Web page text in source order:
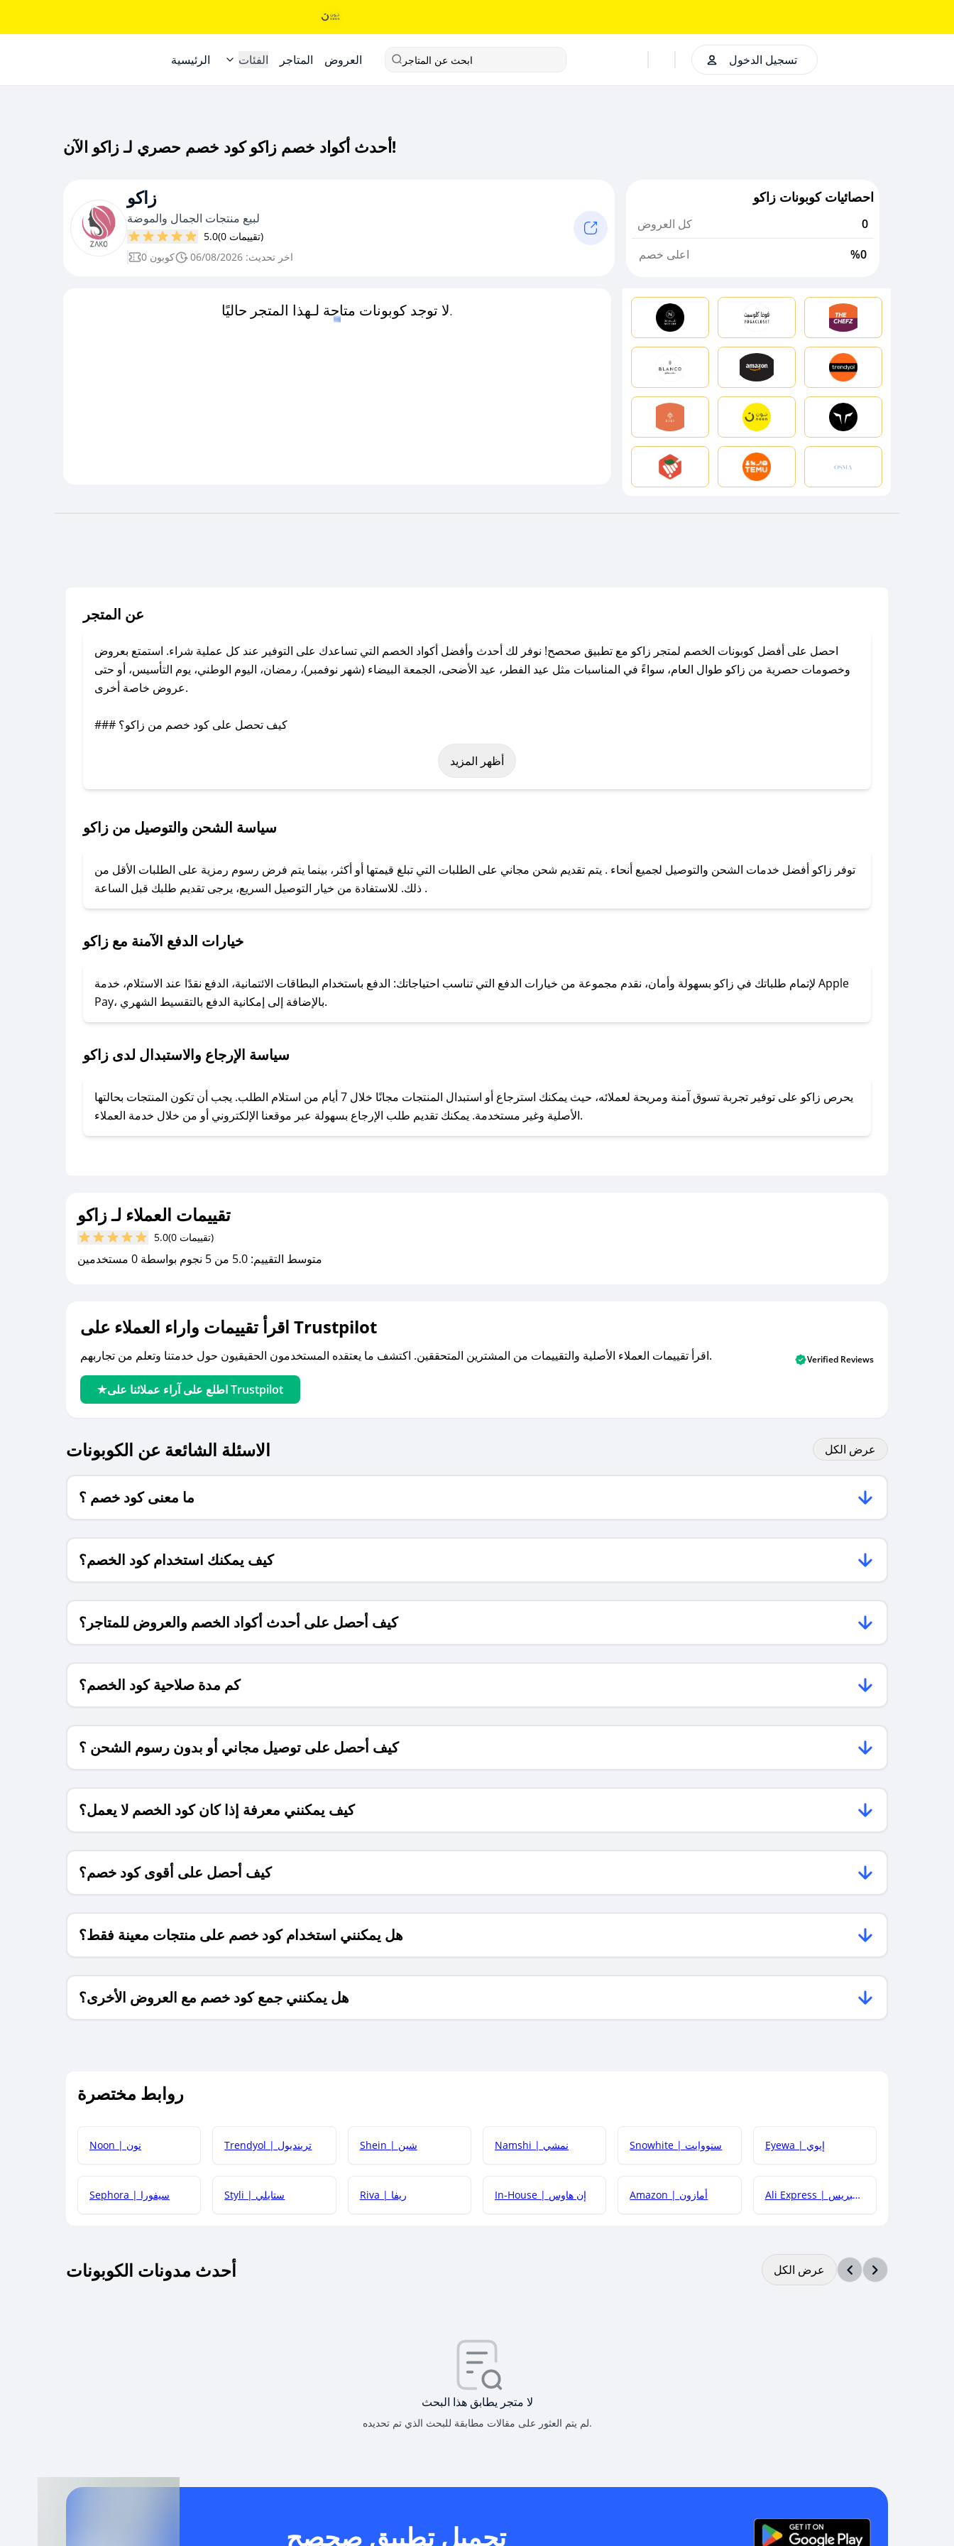
الرئيسية الفئات المتاجر العروض ابحث عن المتاجر تسجيل الدخول
أحدث أكواد خصم زاكو كود خصم حصري لـ زاكو الآن!
زاكو
لبيع منتجات الجمال والموضة
5.0
(0 تقييمات)
0 كوبون
اخر تحديث: 06/08/2026
احصائيات كوبونات زاكو
كل العروض
0
اعلى خصم
%0
لا توجد كوبونات متاحة لـهذا المتجر حاليًا.
عن المتجر
احصل على أفضل كوبونات الخصم لمتجر زاكو مع تطبيق صحصح! نوفر لك أحدث وأفضل أكواد الخصم التي تساعدك على التوفير عند كل عملية شراء. استمتع بعروض
وخصومات حصرية من زاكو طوال العام، سواءً في المناسبات مثل عيد الفطر، عيد الأضحى، الجمعة البيضاء (شهر نوفمبر)، رمضان، اليوم الوطني، يوم التأسيس، أو حتى
عروض خاصة أخرى.
### كيف تحصل على كود خصم من زاكو؟
باستخدام تطبيق صحصح، يمكنك العثور بسهولة على كود خصم زاكو. وفي حال عدم توفر الكوبون، تواصل معنا عبر تويتر أو البريد الإلكتروني لإضافته بسرعة.
لا تقلق! يمكنك التواصل مع فريق دعم صحصح عبر الرسائل الخاصة على تويتر أو البريد الإلكتروني، وسنقوم بحل المشكلة في أسرع وقت ممكن.
### ماذا أفعل إذا لم أجد كود خصم لمتجري المفضل؟
للحصول على كوبونات وخصومات حصرية، قم بما يلي:
- اضغط على أيقونة متابعة لمتجر زاكو في تطبيق صحصح.
- تابع حسابنا الرسمي على تويتر وقم بتفعيل زر التنبيهات.
أظهر المزيد
سياسة الشحن والتوصيل من زاكو
توفر زاكو أفضل خدمات الشحن والتوصيل لجميع أنحاء . يتم تقديم شحن مجاني على الطلبات التي تبلغ قيمتها أو أكثر، بينما يتم فرض رسوم رمزية على الطلبات الأقل من
ذلك. للاستفادة من خيار التوصيل السريع، يرجى تقديم طلبك قبل الساعة .
خيارات الدفع الآمنة مع زاكو
لإتمام طلباتك في زاكو بسهولة وأمان، نقدم مجموعة من خيارات الدفع التي تناسب احتياجاتك: الدفع باستخدام البطاقات الائتمانية، الدفع نقدًا عند الاستلام، خدمة Apple
Pay، بالإضافة إلى إمكانية الدفع بالتقسيط الشهري.
سياسة الإرجاع والاستبدال لدى زاكو
يحرص زاكو على توفير تجربة تسوق آمنة ومريحة لعملائه، حيث يمكنك استرجاع أو استبدال المنتجات مجانًا خلال 7 أيام من استلام الطلب. يجب أن تكون المنتجات بحالتها
الأصلية وغير مستخدمة. يمكنك تقديم طلب الإرجاع بسهولة عبر موقعنا الإلكتروني أو من خلال خدمة العملاء.
تقييمات العملاء لـ زاكو
5.0 (0 تقييمات)
متوسط التقييم: 5.0 من 5 نجوم بواسطة 0 مستخدمين
اقرأ تقييمات واراء العملاء على Trustpilot
اقرأ تقييمات العملاء الأصلية والتقييمات من المشترين المتحققين. اكتشف ما يعتقده المستخدمون الحقيقيون حول خدمتنا وتعلم من تجاربهم.
اطلع على آراء عملائنا على Trustpilot
Verified Reviews
الاسئلة الشائعة عن الكوبونات عرض الكل
ما معنى كود خصم ؟
كيف يمكنك استخدام كود الخصم؟
كيف أحصل على أحدث أكواد الخصم والعروض للمتاجر؟
كم مدة صلاحية كود الخصم؟
كيف أحصل على توصيل مجاني أو بدون رسوم الشحن ؟
كيف يمكنني معرفة إذا كان كود الخصم لا يعمل؟
كيف أحصل على أقوى كود خصم؟
هل يمكنني استخدام كود خصم على منتجات معينة فقط؟
هل يمكنني جمع كود خصم مع العروض الأخرى؟
روابط مختصرة
Noon | نون Trendyol | ترينديول Shein | شين Namshi | نمشي Snowhite | سنووايت Eyewa | إيوي
Sephora | سيفورا Styli | ستايلي Riva | ريفا In-House | إن هاوس Amazon | أمازون Ali Express | علي إكسبريس
أحدث مدونات الكوبونات عرض الكل
لا متجر يطابق هذا البحث
لم يتم العثور على مقالات مطابقة للبحث الذي تم تحديده.
تحميل تطبيق صحصح